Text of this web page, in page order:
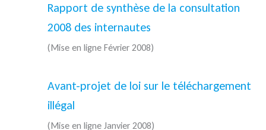
Rapport de synthèse de la consultation
2008 des internautes
(Mise en ligne Février 2008)
Avant-projet de loi sur le téléchargement
illégal
(Mise en ligne Janvier 2008)